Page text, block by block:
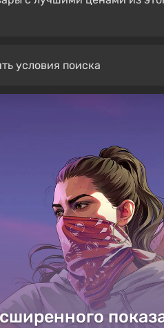
условия поиска